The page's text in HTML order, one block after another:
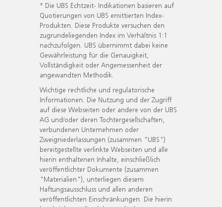
* Die UBS Echtzeit- Indikationen basieren auf
Quotierungen von UBS emittierten Index-
Produkten. Diese Produkte versuchen den
zugrundeliegenden Index im Verhältnis 1:1
nachzufolgen. UBS übernimmt dabei keine
Gewährleistung für die Genauigkeit,
Vollständigkeit oder Angemessenheit der
angewandten Methodik.
Wichtige rechtliche und regulatorische
Informationen. Die Nutzung und der Zugriff
auf diese Webseiten oder andere von der UBS
AG und/oder deren Tochtergesellschaften,
verbundenen Unternehmen oder
Zweigniederlassungen (zusammen "UBS")
bereitgestellte verlinkte Webseiten und alle
hierin enthaltenen Inhalte, einschließlich
veröffentlichter Dokumente (zusammen
"Materialien"), unterliegen diesem
Haftungsausschluss und allen anderen
veröffentlichten Einschränkungen. Die hierin